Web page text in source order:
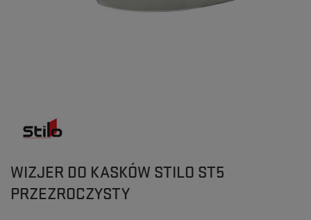
WIZJER DO KASKÓW STILO ST5
PRZEZROCZYSTY